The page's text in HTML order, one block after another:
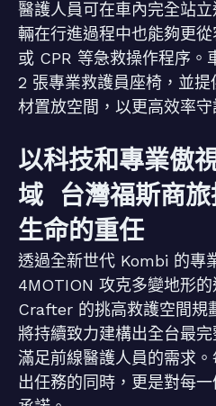
醫護人員可在車內完全站
輛在行進過程中也能夠更
或 CPR 等急救操作程序。
2 張專業救護員座椅，並
材置放空間，以更高效率守
以科技和專業傲
域 台灣福斯商旅
生命的重任
透過全新世代 Kombi 的專
4MOTION 攻克多變地形
Crafter 的挑高救護空間規
將持續致力建構出全台最
滿足前線醫護人員的需求
出任務的同時，更是對每